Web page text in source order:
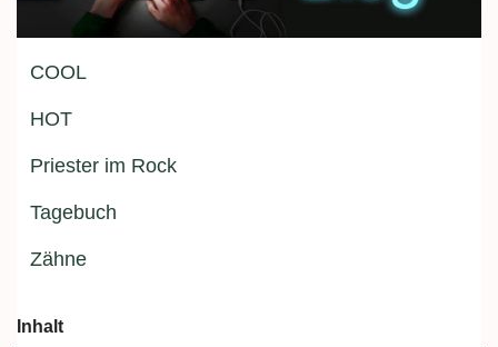
COOL
HOT
Priester im Rock
Tagebuch
Zähne
Inhalt